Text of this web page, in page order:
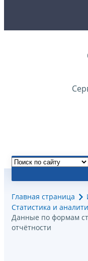
Главная страница
Статистика и
Данные по формам
отчётности